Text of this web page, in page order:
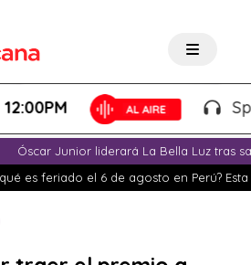
Óscar Junior liderará La Bella Luz tras
es feriado el 6 de agosto en Perú?